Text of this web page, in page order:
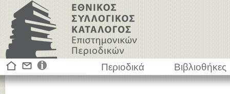
Περιοδικά Βιβλιοθήκες